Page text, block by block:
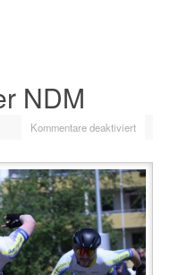
NDM
Kommentare deaktiviert